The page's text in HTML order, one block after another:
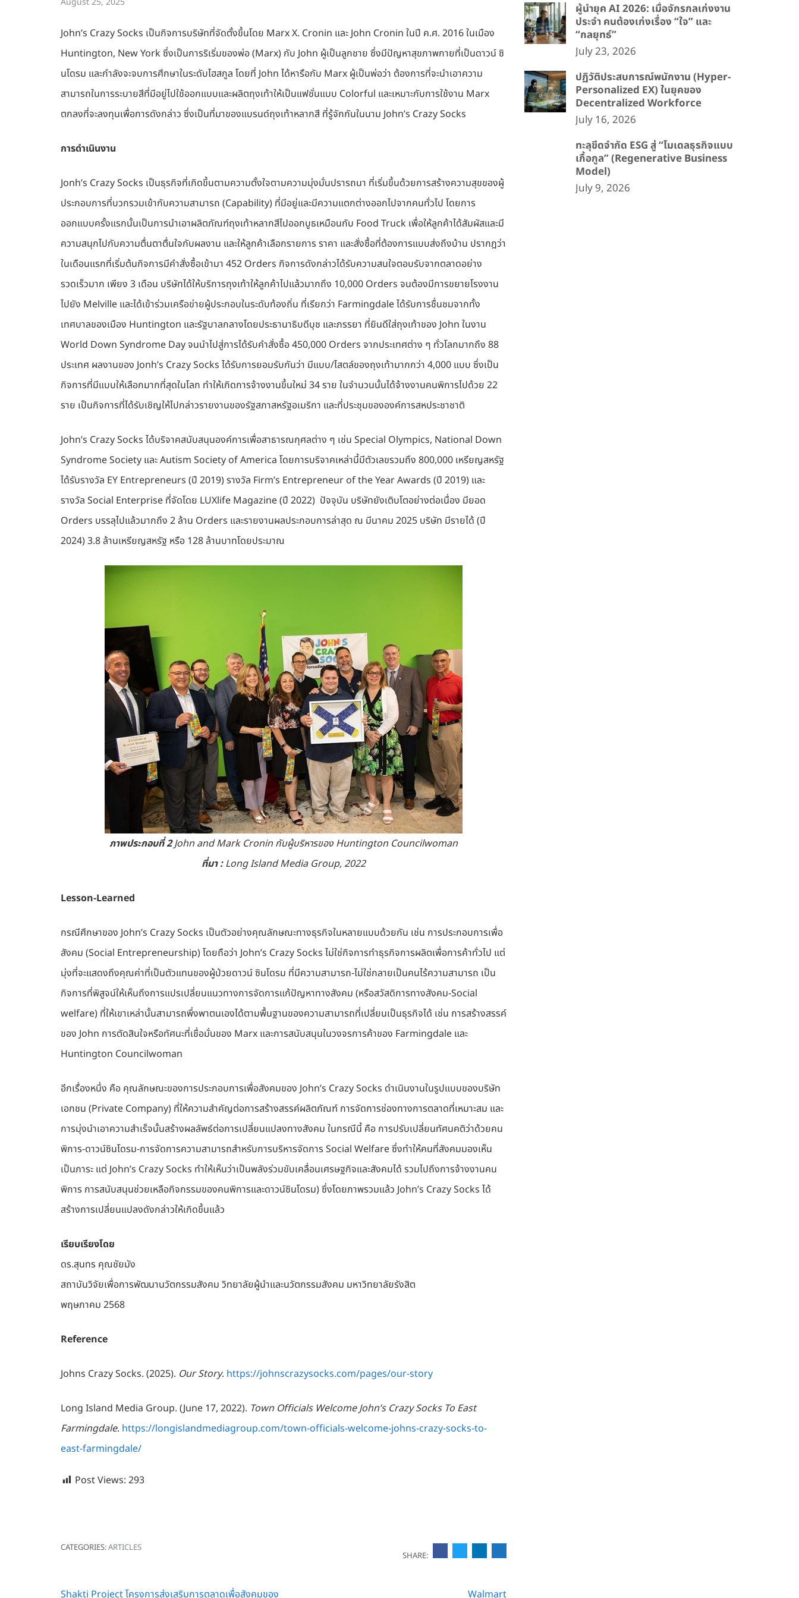
John’s Crazy Socks เป็นกิจการบริษัทที่จัดตั้งขึ้นโดย Marx X. Cronin และ John Cronin ในปี ค.ศ. 2016 ในเมือง
Huntington, New York ซึ่งเป็นการริเริ่มของพ่อ (Marx) กับ John ผู้เป็นลูกชาย ซึ่งมีปัญหาสุขภาพกายที่เป็นดาวน์ ซิ
นโดรม และกำลังจะจบการศึกษาในระดับไฮสกูล โดยที่ John ได้หารือกับ Marx ผู้เป็นพ่อว่า ต้องการที่จะนำเอาความ
สามารถในการระบายสีที่มีอยู่ไปใช้ออกแบบและผลิตถุงเท้าให้เป็นแฟชั่นแบบ Colorful และเหมาะกับการใช้งาน Marx
ตกลงที่จะลงทุนเพื่อการดังกล่าว ซึ่งเป็นที่มาของแบรนด์ถุงเท้าหลากสี ที่รู้จักกันในนาม John’s Crazy Socks
การดำเนินงาน
Jonh’s Crazy Socks เป็นธุรกิจที่เกิดขึ้นตามความตั้งใจตามความมุ่งมั่นปรารถนา ที่เริ่มขึ้นด้วยการสร้างความสุขของผู้
ประกอบการที่บวกรวมเข้ากับความสามารถ (Capability) ที่มีอยู่และมีความแตกต่างออกไปจากคนทั่วไป โดยการ
ออกแบบครั้งแรกนั้นเป็นการนำเอาผลิตภัณฑ์ถุงเท้าหลากสีไปออกบูธเหมือนกับ Food Truck เพื่อให้ลูกค้าได้สัมผัสและมี
ความสนุกไปกับความตื่นตาตื่นใจกับผลงาน และให้ลูกค้าเลือกรายการ ราคา และสั่งซื้อที่ต้องการแบบส่งถึงบ้าน ปรากฎว่า
ในเดือนแรกที่เริ่มต้นกิจการมีคำสั่งซื้อเข้ามา 452 Orders กิจการดังกล่าวได้รับความสนใจตอบรับจากตลาดอย่าง
รวดเร็วมาก เพียง 3 เดือน บริษัทได้ให้บริการถุงเท้าให้ลูกค้าไปแล้วมากถึง 10,000 Orders จนต้องมีการขยายโรงงาน
ไปยัง Melville และได้เข้าร่วมเครือข่ายผู้ประกอบในระดับท้องถิ่น ที่เรียกว่า Farmingdale ได้รับการชื่นชมจากทั้ง
เทศบาลของเมือง Huntington และรัฐบาลกลางโดยประธานาธิบดีบุช และภรรยา ที่ยินดีใส่ถุงเท้าของ John ในงาน
World Down Syndrome Day จนนำไปสู่การได้รับคำสั่งซื้อ 450,000 Orders จากประเทศต่าง ๆ ทั่วโลกมากถึง 88
ประเทศ ผลงานของ Jonh’s Crazy Socks ได้รับการยอมรับกันว่า มีแบบ/ไสตล์ของถุงเท้ามากกว่า 4,000 แบบ ซึ่งเป็น
กิจการที่มีแบบให้เลือกมากที่สุดในโลก ทำให้เกิดการจ้างงานขึ้นใหม่ 34 ราย ในจำนวนนั้นได้จ้างงานคนพิการไปด้วย 22
ราย เป็นกิจการที่ได้รับเชิญให้ไปกล่าวรายงานของรัฐสภาสหรัฐอเมริกา และที่ประชุมขององค์การสหประชาชาติ
John’s Crazy Socks ได้บริจาคสนับสนุนองค์การเพื่อสาธารณกุศลต่าง ๆ เช่น Special Olympics, National Down
Syndrome Society และ Autism Society of America โดยการบริจาคเหล่านี้มีตัวเลขรวมถึง 800,000 เหรียญสหรัฐ
ได้รับรางวัล EY Entrepreneurs (ปี 2019) รางวัล Firm’s Entrepreneur of the Year Awards (ปี 2019) และ
รางวัล Social Enterprise ที่จัดโดย LUXlife Magazine (ปี 2022) ปัจจุบัน บริษัทยังเติบโตอย่างต่อเนื่อง มียอด
Orders บรรลุไปแล้วมากถึง 2 ล้าน Orders และรายงานผลประกอบการล่าสุด ณ มีนาคม 2025 บริษัท มีรายได้ (ปี
2024) 3.8 ล้านเหรียญสหรัฐ หรือ 128 ล้านบาทโดยประมาณ
ภาพประกอบที่ 2John and Mark Cronin กับผู้บริหารของ Huntington Councilwoman
ที่มา :Long Island Media Group, 2022
Lesson-Learned
กรณีศึกษาของ John’s Crazy Socks เป็นตัวอย่างคุณลักษณะทางธุรกิจในหลายแบบด้วยกัน เช่น การประกอบการเพื่อ
สังคม (Social Entrepreneurship) โดยถือว่า John’s Crazy Socks ไม่ใช่กิจการทำธุรกิจการผลิตเพื่อการค้าทั่วไป แต่
มุ่งที่จะแสดงถึงคุณค่าที่เป็นตัวแทนของผู้ป่วยดาวน์ ซินโดรม ที่มีความสามารถ-ไม่ใช่กลายเป็นคนไร้ความสามารถ เป็น
กิจการที่พิสูจน์ให้เห็นถึงการแปรเปลี่ยนแนวทางการจัดการแก้ปัญหาทางสังคม (หรือสวัสดิการทางสังคม-Social
welfare) ที่ให้เขาเหล่านั้นสามารถพึ่งพาตนเองได้ตามพื้นฐานของความสามารถที่เปลี่ยนเป็นธุรกิจได้ เช่น การสร้างสรรค์
ของ John การตัดสินใจหรือทัศนะที่เชื่อมั่นของ Marx และการสนับสนุนในวงจรการค้าของ Farmingdale และ
Huntington Councilwoman
อีกเรื่องหนึ่ง คือ คุณลักษณะของการประกอบการเพื่อสังคมของ John’s Crazy Socks ดำเนินงานในรูปแบบของบริษัท
เอกชน (Private Company) ที่ให้ความสำคัญต่อการสร้างสรรค์ผลิตภัณฑ์ การจัดการช่องทางการตลาดที่เหมาะสม และ
การมุ่งนำเอาความสำเร็จนั้นสร้างผลลัพธ์ต่อการเปลี่ยนแปลงทางสังคม ในกรณีนี้ คือ การปรับเปลี่ยนทัศนคติว่าด้วยคน
พิการ-ดาวน์ซินโดรม-การจัดการความสามารถสำหรับการบริหารจัดการ Social Welfare ซึ่งทำให้คนที่สังคมมองเห็น
เป็นภาระ แต่ John’s Crazy Socks ทำให้เห็นว่าเป็นพลังร่วมขับเคลื่อนเศรษฐกิจและสังคมได้ รวมไปถึงการจ้างงานคน
พิการ การสนับสนุนช่วยเหลือกิจกรรมของคนพิการและดาวน์ซินโดรม) ซึ่งโดยภาพรวมแล้ว John’s Crazy Socks ได้
สร้างการเปลี่ยนแปลงดังกล่าวให้เกิดขึ้นแล้ว
เรียบเรียงโดย
ดร.สุนทร คุณชัยมัง
สถาบันวิจัยเพื่อการพัฒนานวัตกรรมสังคม วิทยาลัยผู้นำและนวัตกรรมสังคม มหาวิทยาลัยรังสิต
พฤษภาคม 2568
Reference
Johns Crazy Socks. (2025). Our Story. https://johnscrazysocks.com/pages/our-story
Long Island Media Group. (June 17, 2022). Town Officials Welcome John’s Crazy Socks To East
Farmingdale. https://longislandmediagroup.com/town-officials-welcome-johns-crazy-socks-to-
east-farmingdale/
Post Views: 293
CATEGORIES:ARTICLES
SHARE:
Shakti Project โครงการส่งเสริมการตลาดเพื่อสังคมของ Walmart
ผู้นำยุค AI 2026: เมื่อจักรกลเก่งงาน
ประจำ คนต้องเก่งเรื่อง “ใจ” และ
“กลยุทธ์”
July 23, 2026
ปฏิวัติประสบการณ์พนักงาน (Hyper-
Personalized EX) ในยุคของ
Decentralized Workforce
July 16, 2026
ทะลุขีดจำกัด ESG สู่ “โมเดลธุรกิจแบบ
เกื้อกูล” (Regenerative Business
Model)
July 9, 2026